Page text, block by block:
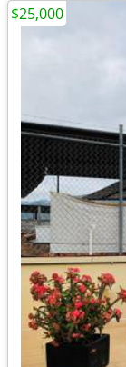
$25,000